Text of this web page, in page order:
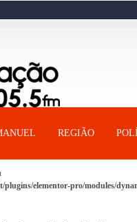
REGIÃO
elementor-pro/modules/